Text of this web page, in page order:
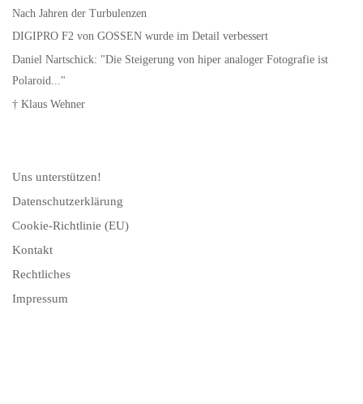
Nach Jahren der Turbulenzen
DIGIPRO F2 von GOSSEN wurde im Detail verbessert
Daniel Nartschick: "Die Steigerung von hiper analoger Fotografie ist
Polaroid..."
† Klaus Wehner
Uns unterstützen!
Datenschutzerklärung
Cookie-Richtlinie (EU)
Kontakt
Rechtliches
Impressum